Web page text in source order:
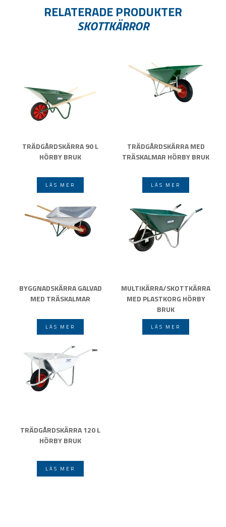
RELATERADE PRODUKTER
SKOTTKÄRROR
TRÄDGÅRDSKÄRRA 90 L
HÖRBY BRUK
LÄS MER
TRÄDGÅRDSKÄRRA MED
TRÄSKALMAR HÖRBY BRUK
LÄS MER
BYGGNADSKÄRRA GALVAD
MED TRÄSKALMAR
LÄS MER
MULTIKÄRRA/SKOTTKÄRRA
MED PLASTKORG HÖRBY
BRUK
LÄS MER
TRÄDGÅRDSKÄRRA 120 L
HÖRBY BRUK
LÄS MER